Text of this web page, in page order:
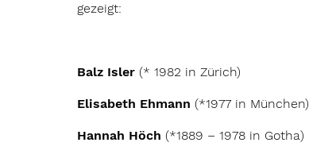
gezeigt:
Balz Isler (* 1982 in Zürich)
Elisabeth Ehmann (*1977 in München)
Hannah Höch (*1889 – 1978 in Gotha)